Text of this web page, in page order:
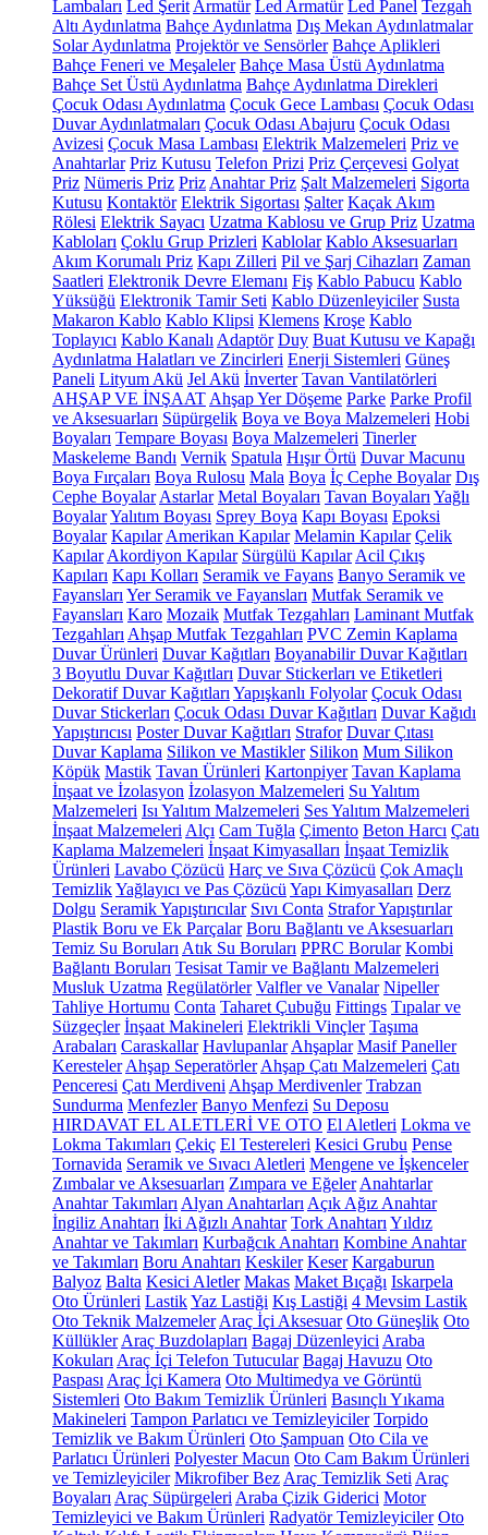
Lambaları Led Şerit Armatür Led Armatür Led Panel Tezgah
Altı Aydınlatma Bahçe Aydınlatma Dış Mekan Aydınlatmalar
Solar Aydınlatma Projektör ve Sensörler Bahçe Aplikleri
Bahçe Feneri ve Meşaleler Bahçe Masa Üstü Aydınlatma
Bahçe Set Üstü Aydınlatma Bahçe Aydınlatma Direkleri
Çocuk Odası Aydınlatma Çocuk Gece Lambası Çocuk Odası
Duvar Aydınlatmaları Çocuk Odası Abajuru Çocuk Odası
Avizesi Çocuk Masa Lambası Elektrik Malzemeleri Priz ve
Anahtarlar Priz Kutusu Telefon Prizi Priz Çerçevesi Golyat
Priz Nümeris Priz Priz Anahtar Priz Şalt Malzemeleri Sigorta
Kutusu Kontaktör Elektrik Sigortası Şalter Kaçak Akım
Rölesi Elektrik Sayacı Uzatma Kablosu ve Grup Priz Uzatma
Kabloları Çoklu Grup Prizleri Kablolar Kablo Aksesuarları
Akım Korumalı Priz Kapı Zilleri Pil ve Şarj Cihazları Zaman
Saatleri Elektronik Devre Elemanı Fiş Kablo Pabucu Kablo
Yüksüğü Elektronik Tamir Seti Kablo Düzenleyiciler Susta
Makaron Kablo Kablo Klipsi Klemens Kroşe Kablo
Toplayıcı Kablo Kanalı Adaptör Duy Buat Kutusu ve Kapağı
Aydınlatma Halatları ve Zincirleri Enerji Sistemleri Güneş
Paneli Lityum Akü Jel Akü İnverter Tavan Vantilatörleri
AHŞAP VE İNŞAAT Ahşap Yer Döşeme Parke Parke Profil
ve Aksesuarları Süpürgelik Boya ve Boya Malzemeleri Hobi
Boyaları Tempare Boyası Boya Malzemeleri Tinerler
Maskeleme Bandı Vernik Spatula Hışır Örtü Duvar Macunu
Boya Fırçaları Boya Rulosu Mala Boya İç Cephe Boyalar Dış
Cephe Boyalar Astarlar Metal Boyaları Tavan Boyaları Yağlı
BoyalarYalıtım Boyası Sprey Boya Kapı Boyası Epoksi
Boyalar Kapılar Amerikan Kapılar Melamin Kapılar Çelik
Kapılar Akordiyon Kapılar Sürgülü Kapılar Acil Çıkış
Kapıları Kapı Kolları Seramik ve Fayans Banyo Seramik ve
Fayansları Yer Seramik ve Fayansları Mutfak Seramik ve
Fayansları Karo Mozaik Mutfak Tezgahları Laminant Mutfak
Tezgahları Ahşap Mutfak Tezgahları PVC Zemin Kaplama
Duvar Ürünleri Duvar Kağıtları Boyanabilir Duvar Kağıtları
3 Boyutlu Duvar Kağıtları Duvar Stickerları ve Etiketleri
Dekoratif Duvar Kağıtları Yapışkanlı Folyolar Çocuk Odası
Duvar Stickerları Çocuk Odası Duvar Kağıtları Duvar Kağıdı
Yapıştırıcısı Poster Duvar Kağıtları Strafor Duvar Çıtası
Duvar Kaplama Silikon ve Mastikler Silikon Mum Silikon
Köpük Mastik Tavan Ürünleri Kartonpiyer Tavan Kaplama
İnşaat ve İzolasyon İzolasyon Malzemeleri Su Yalıtım
Malzemeleri Isı Yalıtım Malzemeleri Ses Yalıtım Malzemeleri
İnşaat Malzemeleri Alçı Cam Tuğla Çimento Beton Harcı Çatı
Kaplama Malzemeleri İnşaat Kimyasalları İnşaat Temizlik
Ürünleri Lavabo Çözücü Harç ve Sıva Çözücü Çok Amaçlı
TemizlikYağlayıcı ve Pas Çözücü Yapı Kimyasalları Derz
Dolgu Seramik Yapıştırıcılar Sıvı Conta Strafor Yapıştırılar
Plastik Boru ve Ek Parçalar Boru Bağlantı ve Aksesuarları
Temiz Su Boruları Atık Su Boruları PPRC Borular Kombi
Bağlantı Boruları Tesisat Tamir ve Bağlantı Malzemeleri
Musluk Uzatma Regülatörler Valfler ve Vanalar Nipeller
Tahliye Hortumu Conta Taharet Çubuğu Fittings Tıpalar ve
Süzgeçler İnşaat Makineleri Elektrikli Vinçler Taşıma
Arabaları Caraskallar Havlupanlar Ahşaplar Masif Paneller
Keresteler Ahşap Seperatörler Ahşap Çatı Malzemeleri Çatı
Penceresi Çatı Merdiveni Ahşap Merdivenler Trabzan
Sundurma Menfezler Banyo Menfezi Su Deposu
HIRDAVAT EL ALETLERİ VE OTO El Aletleri Lokma ve
Lokma Takımları Çekiç El Testereleri Kesici Grubu Pense
Tornavida Seramik ve Sıvacı Aletleri Mengene ve İşkenceler
Zımbalar ve Aksesuarları Zımpara ve Eğeler Anahtarlar
Anahtar Takımları Alyan Anahtarları Açık Ağız Anahtar
İngiliz Anahtarı İki Ağızlı Anahtar Tork Anahtarı Yıldız
Anahtar ve Takımları Kurbağcık Anahtarı Kombine Anahtar
ve Takımları Boru Anahtarı Keskiler Keser Kargaburun
Balyoz Balta Kesici Aletler Makas Maket Bıçağı Iskarpela
Oto Ürünleri LastikYaz Lastiği Kış Lastiği 4 Mevsim Lastik
Oto Teknik Malzemeler Araç İçi Aksesuar Oto Güneşlik Oto
Küllükler Araç Buzdolapları Bagaj Düzenleyici Araba
Kokuları Araç İçi Telefon Tutucular Bagaj Havuzu Oto
Paspası Araç İçi Kamera Oto Multimedya ve Görüntü
Sistemleri Oto Bakım Temizlik Ürünleri Basınçlı Yıkama
Makineleri Tampon Parlatıcı ve Temizleyiciler Torpido
Temizlik ve Bakım Ürünleri Oto Şampuan Oto Cila ve
Parlatıcı Ürünleri Polyester Macun Oto Cam Bakım Ürünleri
ve Temizleyiciler Mikrofiber Bez Araç Temizlik Seti Araç
Boyaları Araç Süpürgeleri Araba Çizik Giderici Motor
Temizleyici ve Bakım Ürünleri Radyatör Temizleyiciler Oto